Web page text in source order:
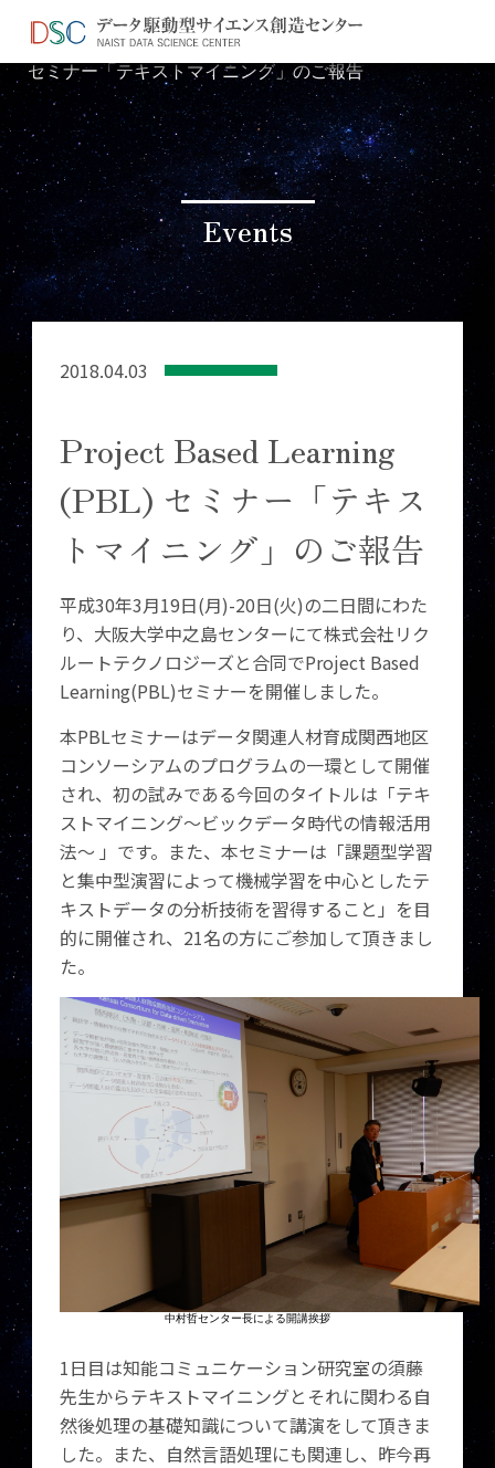
TOP ＞ イベント情報
＞ Project Based Learning (PBL)
セミナー「テキストマイニング」のご報告
Events
2018.04.03
Project Based Learning
(PBL) セミナー「テキス
トマイニング」のご報告
平成30年3月19日(月)-20日(火)の二日間にわた
り、大阪大学中之島センターにて株式会社リク
ルートテクノロジーズと合同でProject Based
Learning(PBL)セミナーを開催しました。
本PBLセミナーはデータ関連人材育成関西地区
コンソーシアムのプログラムの一環として開催
され、初の試みである今回のタイトルは「テキ
ストマイニング～ビックデータ時代の情報活用
法～ 」です。また、本セミナーは「課題型学習
と集中型演習によって機械学習を中心としたテ
キストデータの分析技術を習得すること」を目
的に開催され、21名の方にご参加して頂きまし
た。
中村哲センター長による開講挨拶
1日目は知能コミュニケーション研究室の須藤
先生からテキストマイニングとそれに関わる自
然後処理の基礎知識について講演をして頂きま
した。また、自然言語処理にも関連し、昨今再